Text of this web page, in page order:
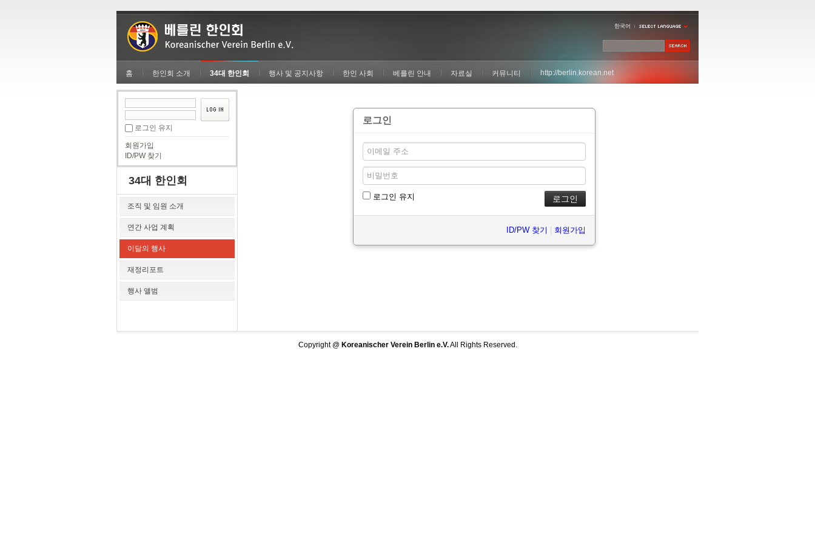
한국어
홈 한인회 소개 34대 한인회 행사 및 공지사항 한인 사회 베를린 안내 자료실 커뮤니티 http://berlin.korean.net
로그인 유지
회원가입
ID/PW 찾기
34대 한인회
조직 및 임원 소개
연간 사업 계획
이달의 행사
재정리포트
행사 앨범
로그인
로그인 유지
ID/PW 찾기 회원가입
Copyright @ Koreanischer Verein Berlin e.V.All Rights Reserved.